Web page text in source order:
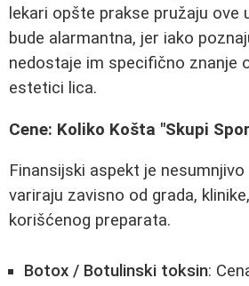
lekari opšte prakse pružaju ove
bude alarmantna, jer iako
nedostaje im specifično znanje
estetici lica.
Cene: Koliko Košta "Skupi
Finansijski aspekt je nesumnjivo
variraju zavisno od grada,
korišćenog preparata.
Botox / Botulinski toksin: